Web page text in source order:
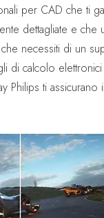
per CAD che ti
dettagliate e che
necessiti di un
di calcolo
Philips ti assicurano